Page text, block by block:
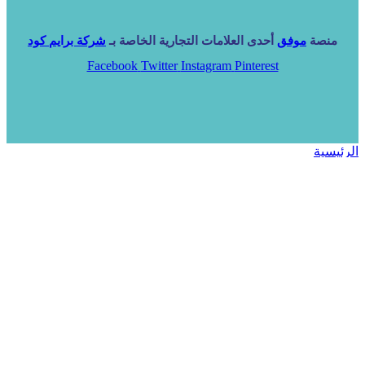
منصة موفق أحدى العلامات التجارية الخاصة بـ شركة برايم كود
Facebook Twitter Instagram Pinterest
الرئيسية